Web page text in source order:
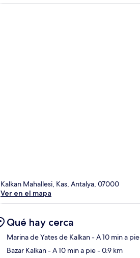
Kalkan Mahallesi, Kas, Antalya, 07000
Ver en el mapa
Qué hay cerca
Marina de Yates de Kalkan- A 10 min a pie
Bazar Kalkan- A 10 min a pie- 0.9 km